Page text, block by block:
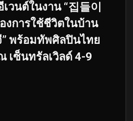
วนต์ในงาน “집들이
งการใช้ชีวิตในบ้าน
พร้อมทัพศิลปินไทย
เซ็นทรัลเวิลด์ 4-9